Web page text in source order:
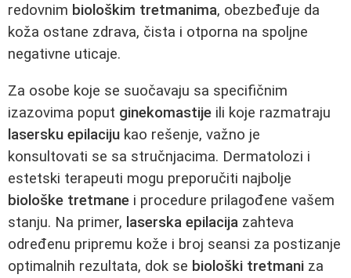
redovnim biološkim tretmanima, obezbeđuje da
koža ostane zdrava, čista i otporna na spoljne
negativne uticaje.
Za osobe koje se suočavaju sa specifičnim
izazovima poput ginekomastije ili koje razmatraju
lasersku epilaciju kao rešenje, važno je
konsultovati se sa stručnjacima. Dermatolozi i
estetski terapeuti mogu preporučiti najbolje
biološke tretmane i procedure prilagođene vašem
stanju. Na primer, laserska epilacija zahteva
određenu pripremu kože i broj seansi za postizanje
optimalnih rezultata, dok se biološki tretmani za